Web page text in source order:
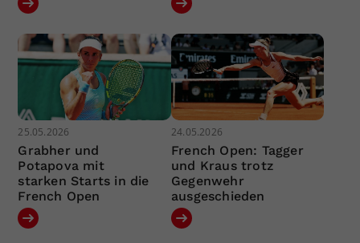
25.05.2026
Grabher und
Potapova mit
starken Starts in die
French Open
24.05.2026
French Open: Tagger
und Kraus trotz
Gegenwehr
ausgeschieden